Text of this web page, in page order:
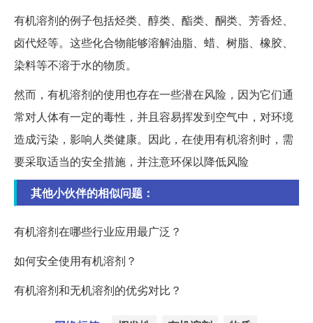
有机溶剂的例子包括烃类、醇类、酯类、酮类、芳香烃、
卤代烃等。这些化合物能够溶解油脂、蜡、树脂、橡胶、
染料等不溶于水的物质。
然而，有机溶剂的使用也存在一些潜在风险，因为它们通
常对人体有一定的毒性，并且容易挥发到空气中，对环境
造成污染，影响人类健康。因此，在使用有机溶剂时，需
要采取适当的安全措施，并注意环保以降低风险
其他小伙伴的相似问题：
有机溶剂在哪些行业应用最广泛？
如何安全使用有机溶剂？
有机溶剂和无机溶剂的优劣对比？